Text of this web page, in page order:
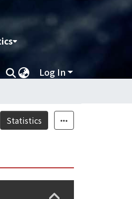
Log In
Statistics